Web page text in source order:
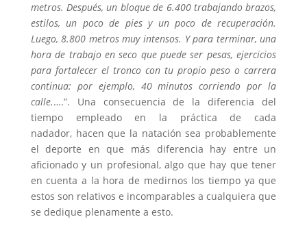
metros. Después, un bloque de 6.400 trabajando brazos,
estilos, un poco de pies y un poco de recuperación.
Luego, 8.800 metros muy intensos. Y para terminar, una
hora de trabajo en seco que puede ser pesas, ejercicios
para fortalecer el tronco con tu propio peso o carrera
continua: por ejemplo, 40 minutos corriendo por la
calle.….”. Una consecuencia de la diferencia del
tiempo empleado en la práctica de cada
nadador, hacen que la natación sea probablemente
el deporte en que más diferencia hay entre un
aficionado y un profesional, algo que hay que tener
en cuenta a la hora de medirnos los tiempo ya que
estos son relativos e incomparables a cualquiera que
se dedique plenamente a esto.